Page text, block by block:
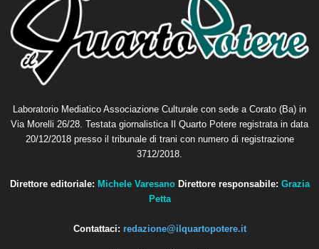
Laboratorio Mediatico Associazione Culturale con sede a Corato (Ba) in
Via Morelli 26/28. Testata giornalistica Il Quarto Potere registrata in data
20/12/2018 presso il tribunale di trani con numero di registrazione
3712/2018.
Direttore editoriale: Michele Varesano Direttore responsabile: Grazia
Petta
Contattaci: redazione@ilquartopotere.it